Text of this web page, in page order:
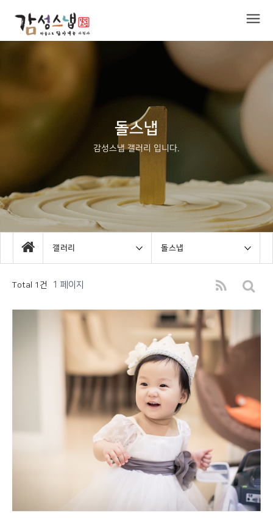
돌스냅
감성스냅 갤러리 입니다.
갤러리 돌스냅
Total 1건 1 페이지